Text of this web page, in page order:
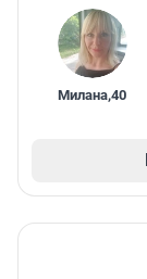
Милана,40